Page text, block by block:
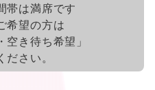
帯は満席です
希望の方は
空き待ち希望」
ださい。